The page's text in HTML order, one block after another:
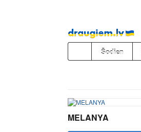
Pāriet
uz
saturu
Šodien
MELANYA